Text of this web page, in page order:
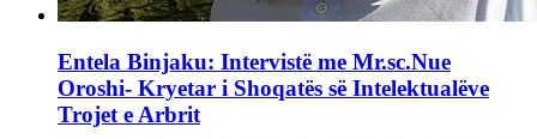
Entela Binjaku: Intervistë me Mr.sc.Nue
Oroshi- Kryetar i Shoqatës së Intelektualëve
Trojet e Arbrit